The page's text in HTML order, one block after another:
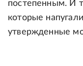
постепенным. И
которые
утвержденные